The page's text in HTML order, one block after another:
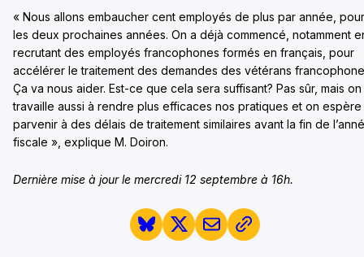
« Nous allons embaucher cent employés de plus par année, pour
les deux prochaines années. On a déjà commencé, notamment
recrutant des employés francophones formés en français, pour
accélérer le traitement des demandes des vétérans
Ça va nous aider. Est-ce que cela sera suffisant? Pas sûr, mais on
travaille aussi à rendre plus efficaces nos pratiques et on espère
parvenir à des délais de traitement similaires avant la fin de
fiscale », explique M. Doiron.
Dernière mise à jour le mercredi 12 septembre à 16h.